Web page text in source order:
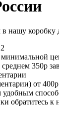
нашу
350р
от 400р
обратитесь к